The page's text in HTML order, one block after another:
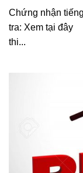
Chứng nhận
tra: Xem tại
thi...